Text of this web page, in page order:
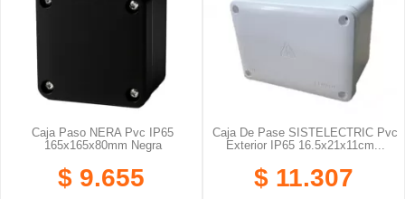
Caja Paso NERA Pvc IP65
165x165x80mm Negra
$ 9.655
Caja De Pase SISTELECTRIC Pvc
Exterior IP65 16.5x21x11cm...
$ 11.307